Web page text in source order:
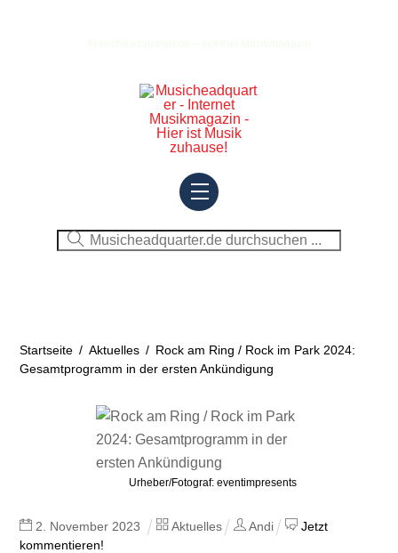
Menu
Startseite / Aktuelles / Rock am Ring / Rock im Park 2024:
Gesamtprogramm in der ersten Ankündigung
Urheber/Fotograf: eventimpresents
2 November 2023 Aktuelles Andi
Jetzt
kommentieren!